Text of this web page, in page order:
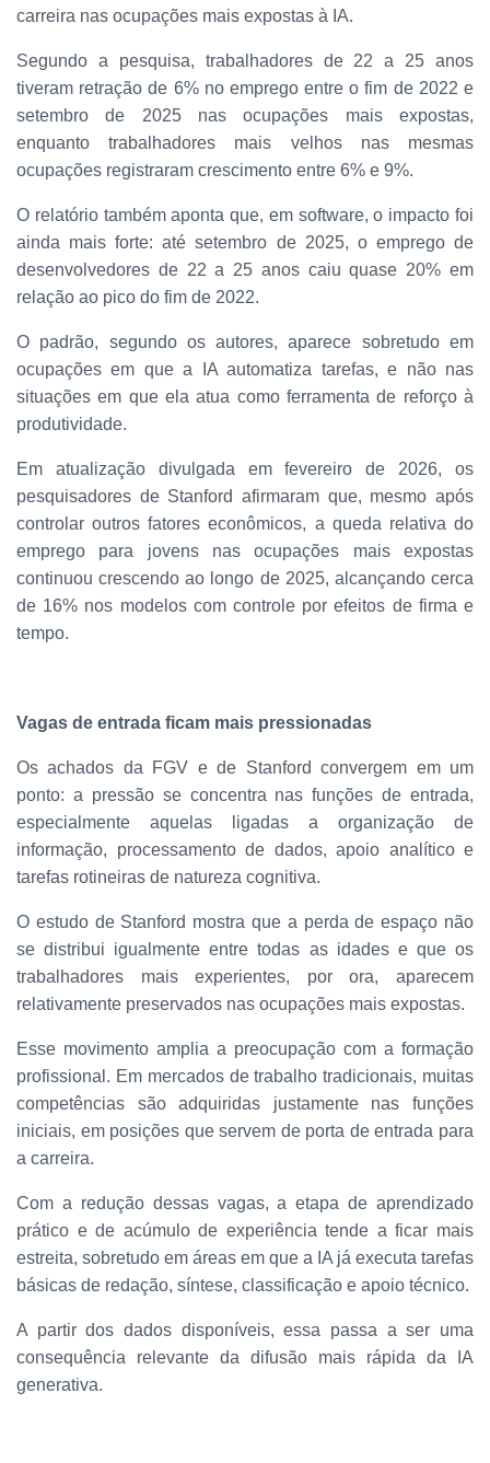
carreira nas ocupações mais expostas à IA.
Segundo a pesquisa, trabalhadores de 22 a 25 anos
tiveram retração de 6% no emprego entre o fim de 2022 e
setembro de 2025 nas ocupações mais expostas,
enquanto trabalhadores mais velhos nas mesmas
ocupações registraram crescimento entre 6% e 9%.
O relatório também aponta que, em software, o impacto foi
ainda mais forte: até setembro de 2025, o emprego de
desenvolvedores de 22 a 25 anos caiu quase 20% em
relação ao pico do fim de 2022.
O padrão, segundo os autores, aparece sobretudo em
ocupações em que a IA automatiza tarefas, e não nas
situações em que ela atua como ferramenta de reforço à
produtividade.
Em atualização divulgada em fevereiro de 2026, os
pesquisadores de Stanford afirmaram que, mesmo após
controlar outros fatores econômicos, a queda relativa do
emprego para jovens nas ocupações mais expostas
continuou crescendo ao longo de 2025, alcançando cerca
de 16% nos modelos com controle por efeitos de firma e
tempo.
Vagas de entrada ficam mais pressionadas
Os achados da FGV e de Stanford convergem em um
ponto: a pressão se concentra nas funções de entrada,
especialmente aquelas ligadas a organização de
informação, processamento de dados, apoio analítico e
tarefas rotineiras de natureza cognitiva.
O estudo de Stanford mostra que a perda de espaço não
se distribui igualmente entre todas as idades e que os
trabalhadores mais experientes, por ora, aparecem
relativamente preservados nas ocupações mais expostas.
Esse movimento amplia a preocupação com a formação
profissional. Em mercados de trabalho tradicionais, muitas
competências são adquiridas justamente nas funções
iniciais, em posições que servem de porta de entrada para
a carreira.
Com a redução dessas vagas, a etapa de aprendizado
prático e de acúmulo de experiência tende a ficar mais
estreita, sobretudo em áreas em que a IA já executa tarefas
básicas de redação, síntese, classificação e apoio técnico.
A partir dos dados disponíveis, essa passa a ser uma
consequência relevante da difusão mais rápida da IA
generativa.